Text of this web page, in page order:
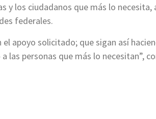
y los ciudadanos que más lo necesita,
federales.
apoyo solicitado; que sigan así
las personas que más lo necesitan”,